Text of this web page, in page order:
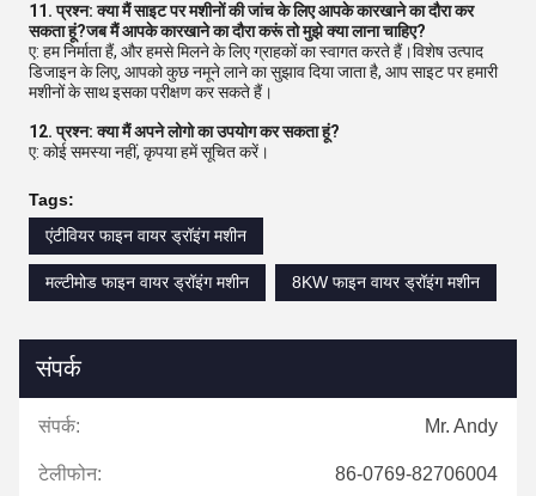
11. प्रश्न: क्या मैं साइट पर मशीनों की जांच के लिए आपके कारखाने का दौरा कर
सकता हूं?जब मैं आपके कारखाने का दौरा करूं तो मुझे क्या लाना चाहिए?
ए: हम निर्माता हैं, और हमसे मिलने के लिए ग्राहकों का स्वागत करते हैं।विशेष उत्पाद
डिजाइन के लिए, आपको कुछ नमूने लाने का सुझाव दिया जाता है, आप साइट पर हमारी
मशीनों के साथ इसका परीक्षण कर सकते हैं।
12. प्रश्न: क्या मैं अपने लोगो का उपयोग कर सकता हूं?
ए: कोई समस्या नहीं, कृपया हमें सूचित करें।
Tags:
एंटीवियर फाइन वायर ड्रॉइंग मशीन
मल्टीमोड फाइन वायर ड्रॉइंग मशीन 8KW फाइन वायर ड्रॉइंग मशीन
संपर्क
संपर्क: Mr. Andy
टेलीफोन: 86-0769-82706004